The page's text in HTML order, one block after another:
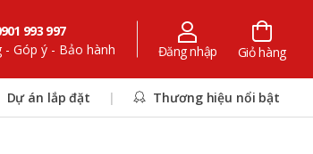
993 997
- Góp ý - Bảo hành
Đăng nhập Giỏ hàng
Dự án lắp đặt | Thương hiệu nổi bật